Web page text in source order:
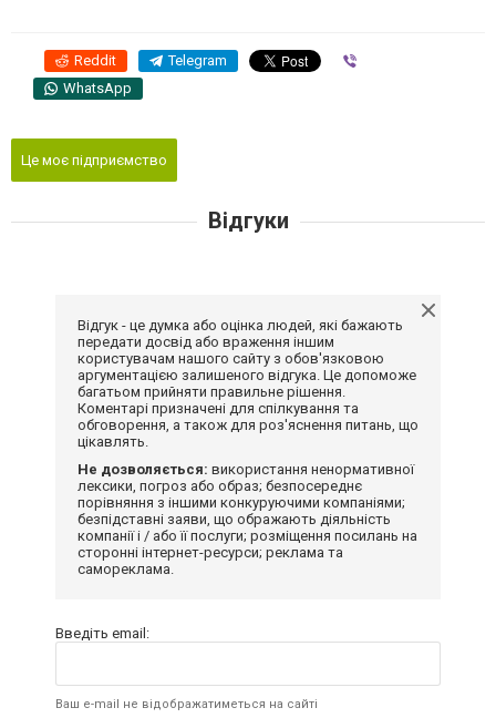
Reddit Telegram
WhatsApp
Це моє підприємство
Відгуки
Відгук - це думка або оцінка людей, які бажають
передати досвід або враження іншим
користувачам нашого сайту з обов'язковою
аргументацією залишеного відгука. Це допоможе
багатьом прийняти правильне рішення.
Коментарі призначені для спілкування та
обговорення, а також для роз'яснення питань, що
цікавлять.
Не дозволяється: використання ненормативної
лексики, погроз або образ; безпосереднє
порівняння з іншими конкуруючими компаніями;
безпідставні заяви, що ображають діяльність
компанії і / або її послуги; розміщення посилань на
сторонні інтернет-ресурси; реклама та
самореклама.
Введіть email:
Ваш e-mail не відображатиметься на сайті